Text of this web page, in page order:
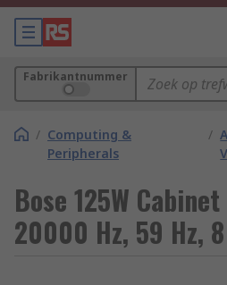
Fabrikantnummer
/ Computing &
Peripherals
/
Bose 125W
20000 Hz, 59 Hz,